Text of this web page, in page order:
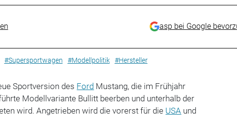
asp bei Google
#Supersportwagen #Modellpolitik #Hersteller
Sportversion des Ford Mustang, die im Frühjahr
Modellvariante Bullitt beerben und unterhalb der
wird. Angetrieben wird die vorerst für die USA und